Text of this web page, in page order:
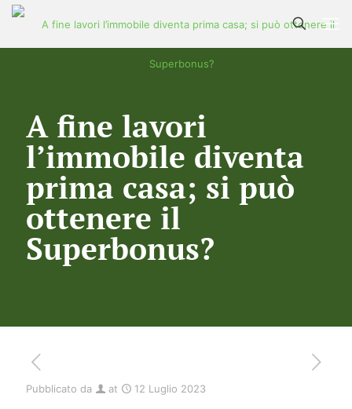
A fine lavori
l’immobile diventa
prima casa; si può
ottenere il
Superbonus?
Pubblicato da at 12 Luglio 2023